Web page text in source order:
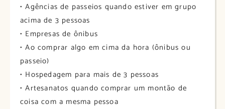
• Agências de passeios quando estiver em grupo
acima de 3 pessoas
• Empresas de ônibus
• Ao comprar algo em cima da hora (ônibus ou
passeio)
• Hospedagem para mais de 3 pessoas
• Artesanatos quando comprar um montão de
coisa com a mesma pessoa